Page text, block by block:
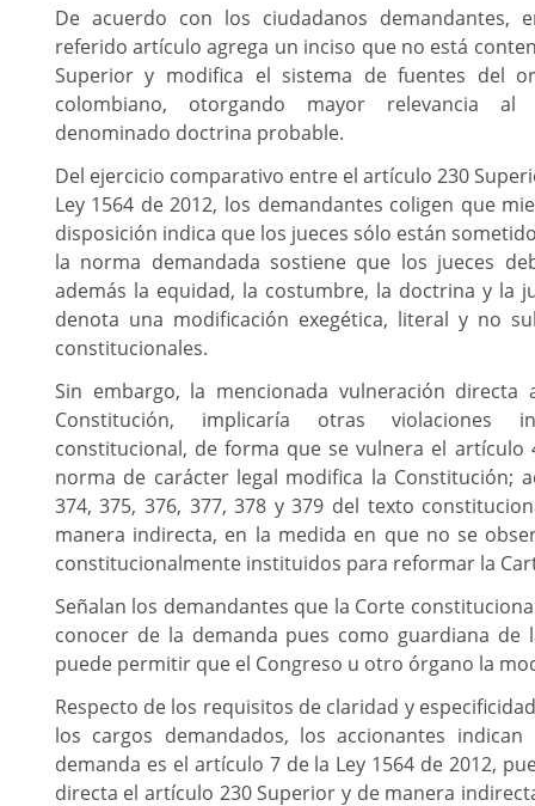
De acuerdo con los ciudadanos demandantes,
referido artículo agrega un inciso que no está
Superior y modifica el sistema de fuentes del
colombiano, otorgando mayor relevancia al
denominado doctrina probable.
Del ejercicio comparativo entre el artículo 230
Ley 1564 de 2012, los demandantes coligen que
disposición indica que los jueces sólo están
la norma demandada sostiene que los jueces
además la equidad, la costumbre, la doctrina y la
denota una modificación exegética, literal y no
constitucionales.
Sin embargo, la mencionada vulneración
Constitución, implicaría otras violaciones
constitucional, de forma que se vulnera el artículo
norma de carácter legal modifica la Constitución;
374, 375, 376, 377, 378 y 379 del texto
manera indirecta, en la medida en que no se
constitucionalmente instituidos para reformar la
Señalan los demandantes que la Corte
conocer de la demanda pues como guardiana de
puede permitir que el Congreso u otro órgano la
Respecto de los requisitos de claridad y
los cargos demandados, los accionantes
demanda es el artículo 7 de la Ley 1564 de 2012,
directa el artículo 230 Superior y de manera